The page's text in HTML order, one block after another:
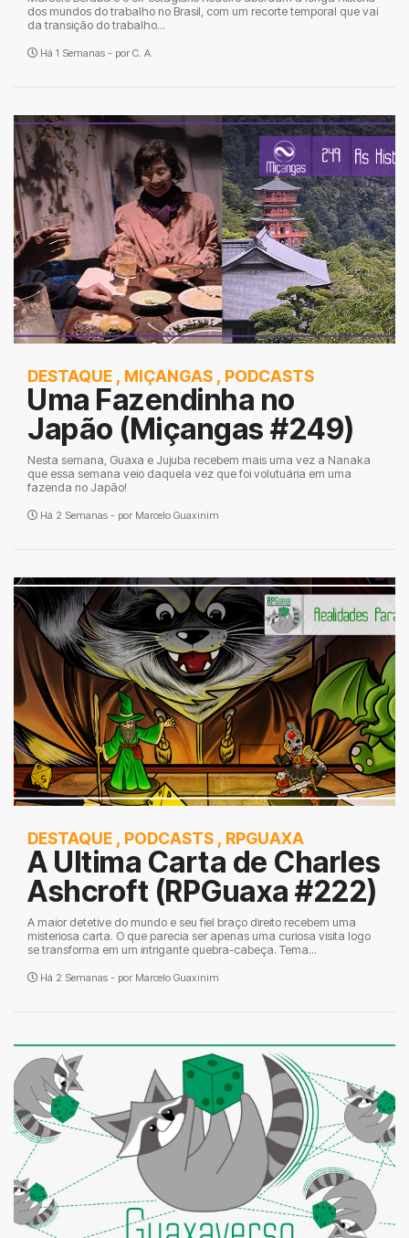
dos mundos do trabalho no Brasil, com um recorte temporal que vai
da transição do trabalho...
Há 1 Semanas - por C. A.
DESTAQUE , MIÇANGAS , PODCASTS
Uma Fazendinha no
Japão (Miçangas #249)
Nesta semana, Guaxa e Jujuba recebem mais uma vez a Nanaka
que essa semana veio daquela vez que foi volutuária em uma
fazenda no Japão!
Há 2 Semanas - por Marcelo Guaxinim
DESTAQUE , PODCASTS , RPGUAXA
A Ultima Carta de Charles
Ashcroft (RPGuaxa #222)
A maior detetive do mundo e seu fiel braço direito recebem uma
misteriosa carta. O que parecia ser apenas uma curiosa visita logo
se transforma em um intrigante quebra-cabeça. Tema...
Há 2 Semanas - por Marcelo Guaxinim